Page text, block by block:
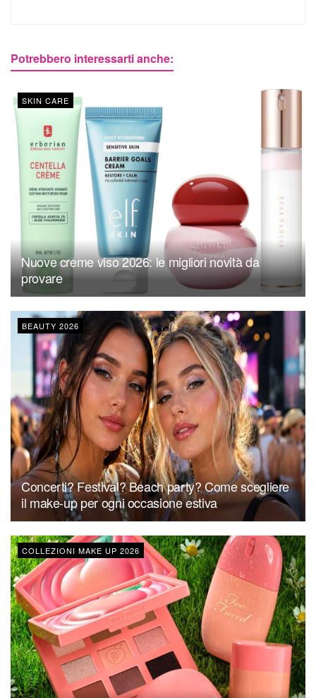
Potrebbero interessarti anche:
SKIN CARE
Nuove creme viso 2026: le migliori novità da
provare
BEAUTY 2026
Concerti? Festival? Beach party? Come scegliere
il make-up per ogni occasione estiva
COLLEZIONI MAKE UP 2026